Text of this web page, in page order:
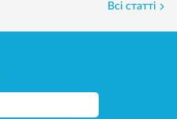
Всі статті